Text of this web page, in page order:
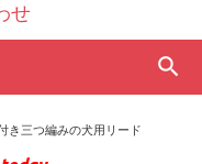
せ
き三つ編みの犬用リード